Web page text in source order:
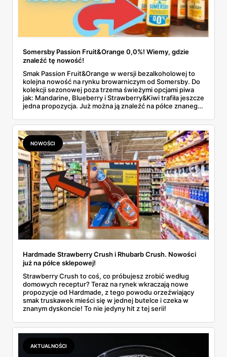
Somersby Passion Fruit&Orange 0,0%! Wiemy, gdzie
znaleźć tę nowość!
Smak Passion Fruit&Orange w wersji bezalkoholowej to
kolejna nowość na rynku browarniczym od Somersby. Do
kolekcji sezonowej poza trzema świeżymi opcjami piwa
jak: Mandarine, Blueberry i Strawberry&Kiwi trafiła jeszcze
jedna propozycja. Już można ją znaleźć na półce znanego
NOWOŚCI
Hardmade Strawberry Crush i Rhubarb Crush. Nowości
już na półce sklepowej!
Strawberry Crush to coś, co próbujesz zrobić według
domowych receptur? Teraz na rynek wkraczają nowe
propozycje od Hardmade, z tego powodu orzeźwiający
smak truskawek mieści się w jednej butelce i czeka w
znanym dyskoncie! To nie jedyny hit z tej serii!
AKTUALNOŚCI